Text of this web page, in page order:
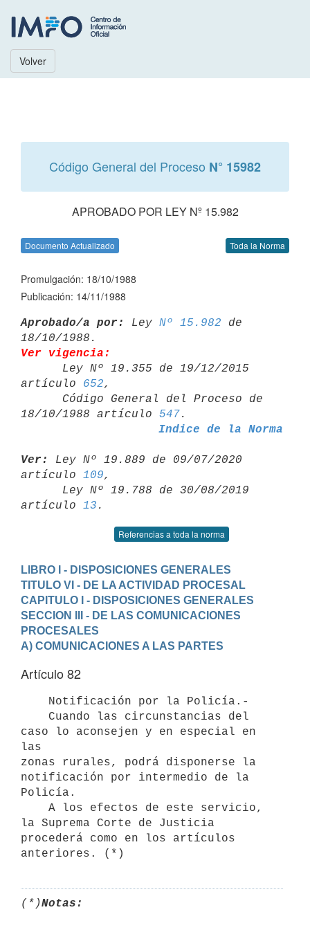
Volver
Código General del Proceso N° 15982
APROBADO POR LEY Nº 15.982
Documento Actualizado Toda la Norma
Promulgación: 18/10/1988
Publicación: 14/11/1988
Aprobado/a por: Ley Nº 15.982 de
Ver vigencia:
artículo 652,
18/10/1988 artículo 547
Indice de la Norma
Ver:
Ley Nº 19.889 de 09/07/2020
artículo 109,
artículo 13
Referencias a toda la norma
LIBRO I - DISPOSICIONES GENERALES
TITULO VI - DE LA ACTIVIDAD PROCESAL
CAPITULO I - DISPOSICIONES GENERALES
SECCION III - DE LAS COMUNICACIONES
PROCESALES
A) COMUNICACIONES A LAS PARTES
Artículo 82
caso lo aconsejen y en especial en
las
zonas rurales, podrá disponerse la
notificación por intermedio de la
Policía.
la Suprema Corte de Justicia
procederá como en los artículos
(*)Notas: